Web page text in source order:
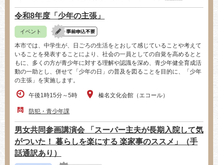
令和8年度「少年の主張」
イベント
本市では、中学生が、日ごろの生活をとおして感じていることや考えて
いることを発表することにより、社会の一員としての自覚を高めるとと
もに、多くの方が青少年に対する理解や認識を深め、青少年健全育成活
動の一助とし、併せて「少年の日」の普及を図ることを目的に、「少年
の主張」を実施します。
午後1時15分～5時 榛名文化会館（エコール）
防犯・青少年課
男女共同参画講演会 「スーパー主夫が長期入院して気
がついた！ 暮らしを楽にする 楽家事のススメ」（手
話通訳あり）